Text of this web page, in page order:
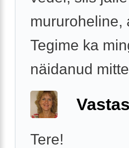
mururoheline,
Tegime ka
näidanud
Tere!